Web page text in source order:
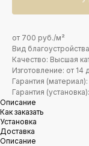
от 700 руб./м²
Вид
Качество: Высшая
Изготовление: от 14
Гарантия
Гарантия
Описание
Как заказать
Установка
Доставка
Описание